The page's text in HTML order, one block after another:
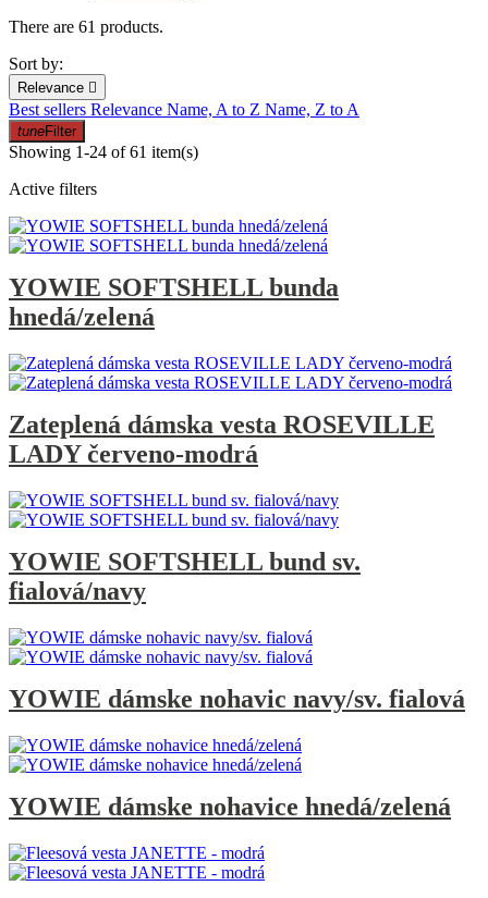
There are 61 products.
Sort by:
Relevance 
Best sellers Relevance Name, A to Z Name, Z to A
tuneFilter
Showing 1-24 of 61 item(s)
Active filters
YOWIE SOFTSHELL bunda
hnedá/zelená
Zateplená dámska vesta ROSEVILLE
LADY červeno-modrá
YOWIE SOFTSHELL bund sv.
fialová/navy
YOWIE dámske nohavic navy/sv. fialová
YOWIE dámske nohavice hnedá/zelená